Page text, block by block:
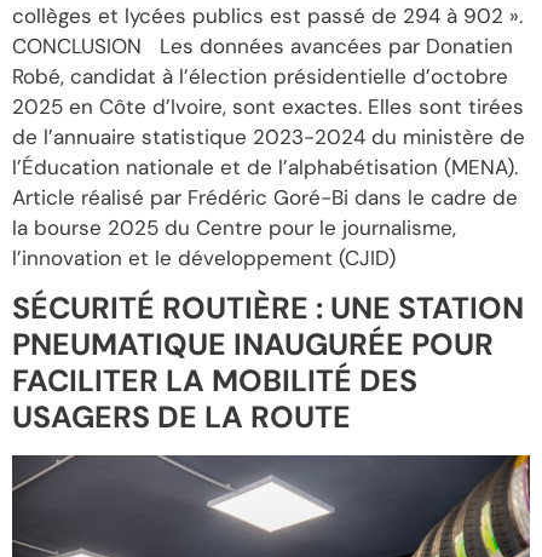
collèges et lycées publics est passé de 294 à 902 ».
CONCLUSION Les données avancées par Donatien
Robé, candidat à l’élection présidentielle d’octobre
2025 en Côte d’Ivoire, sont exactes. Elles sont tirées
de l’annuaire statistique 2023-2024 du ministère de
l’Éducation nationale et de l’alphabétisation (MENA).
Article réalisé par Frédéric Goré-Bi dans le cadre de
la bourse 2025 du Centre pour le journalisme,
l’innovation et le développement (CJID)
SÉCURITÉ ROUTIÈRE : UNE STATION
PNEUMATIQUE INAUGURÉE POUR
FACILITER LA MOBILITÉ DES
USAGERS DE LA ROUTE